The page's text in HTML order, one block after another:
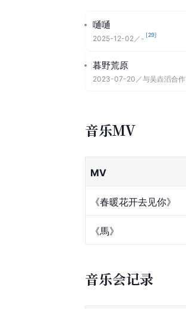
嗵嗵
2025-12-02／ - [29]
暮野荒原
2023-07-20 ／与吴垚滔合作
音乐MV
MV
《春暖花开去见你》
《馬》
音乐会记录